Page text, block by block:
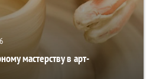
мастерству в арт-